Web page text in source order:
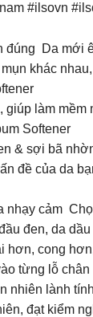
#ilsovn
đúng Da mới
khác
giúp làm
Softener
& sợi bã
đề của da
nhạy cảm
đen, da
cong
từng lỗ
nhiên lành
đạt kiểm